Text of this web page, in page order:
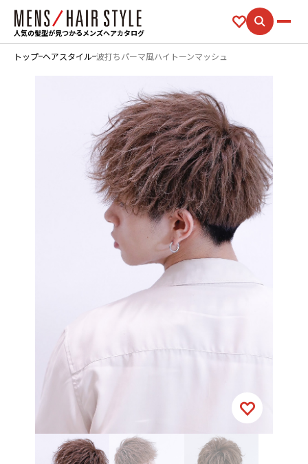
人気の髪型が見つかるメンズヘアカタログ
トップ ヘアスタイル 波打ちパーマ風ハイトーンマッシュ